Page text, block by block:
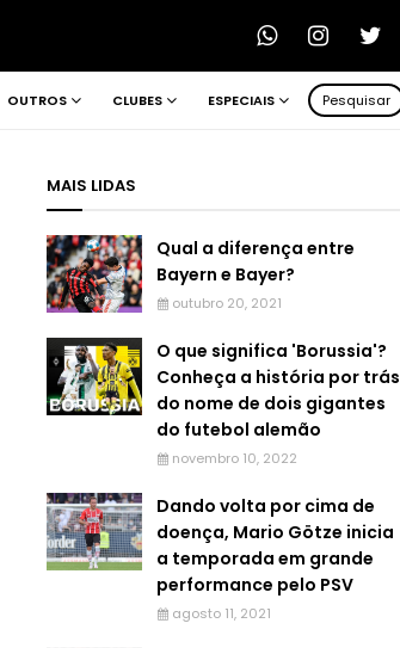
OUTROS CLUBES ESPECIAIS Pesquisar
MAIS LIDAS
Qual a diferença entre
Bayern e Bayer?
outubro 20, 2021
O que significa 'Borussia'?
Conheça a história por trás
do nome de dois gigantes
do futebol alemão
novembro 10, 2022
Dando volta por cima de
doença, Mario Götze inicia
a temporada em grande
performance pelo PSV
agosto 11, 2021